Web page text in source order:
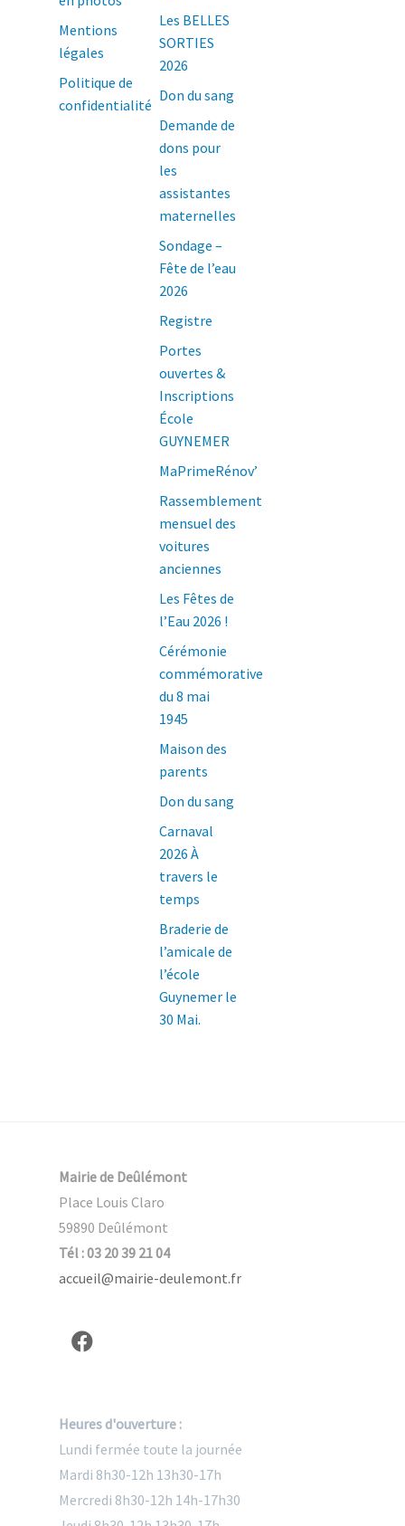
Mentions
légales
Politique de
confidentialité
Les BELLES
SORTIES
2026
Don du sang
Demande de
dons pour
les
assistantes
maternelles
Sondage –
Fête de l’eau
2026
Registre
Portes
ouvertes &
Inscriptions
École
GUYNEMER
MaPrimeRénov’
Rassemblement
mensuel des
voitures
anciennes
Les Fêtes de
l’Eau 2026 !
Cérémonie
commémorative
du 8 mai
1945
Maison des
parents
Don du sang
Carnaval
2026 À
travers le
temps
Braderie de
l’amicale de
l’école
Guynemer le
30 Mai.
Mairie de Deûlémont
Place Louis Claro
59890 Deûlémont
Tél : 03 20 39 21 04
accueil@mairie-deulemont.fr
Heures d'ouverture :
Lundi fermée toute la journée
Mardi 8h30-12h 13h30-17h
Mercredi 8h30-12h 14h-17h30